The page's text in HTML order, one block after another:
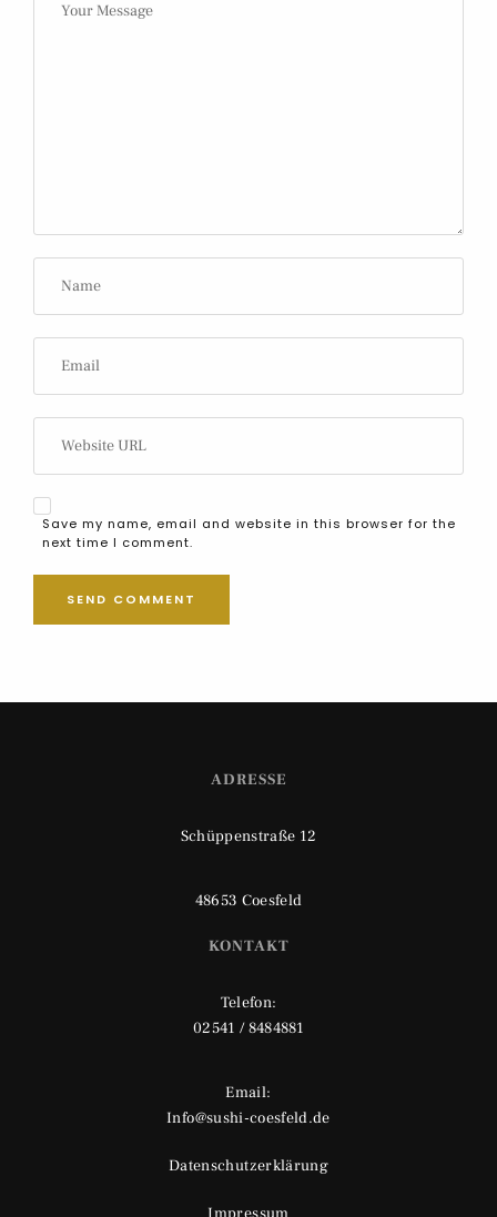
Save my name, email and website in this browser for the
next time I comment.
ADRESSE
Schüppenstraße 12
48653 Coesfeld
KONTAKT
Telefon:
02541 / 8484881
Email:
Info@sushi-coesfeld.de
Datenschutzerklärung